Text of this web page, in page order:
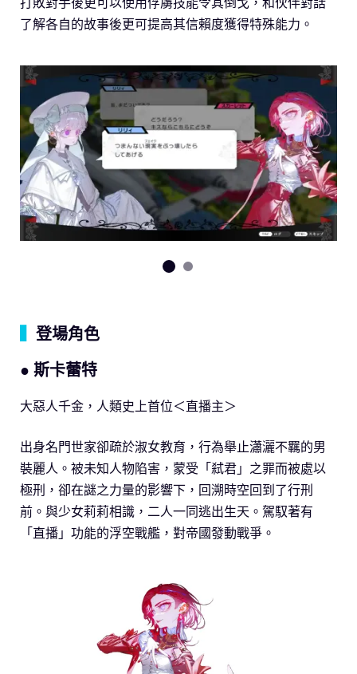
了解各自的故事後更可提高其信賴度獲得特殊能力。
登場角色
● 斯卡蕾特
大惡人千金，人類史上首位＜直播主＞
出身名門世家卻疏於淑女教育，行為舉止瀟灑不羈的男
裝麗人。被未知人物陷害，蒙受「弒君」之罪而被處以
極刑，卻在謎之力量的影響下，回溯時空回到了行刑
前。與少女莉莉相識，二人一同逃出生天。駕馭著有
「直播」功能的浮空戰艦，對帝國發動戰爭。